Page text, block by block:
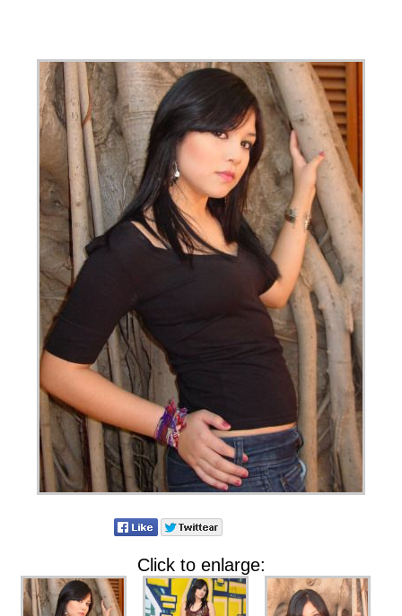
Click to enlarge: